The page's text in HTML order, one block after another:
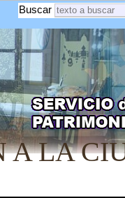
Buscar
A LA